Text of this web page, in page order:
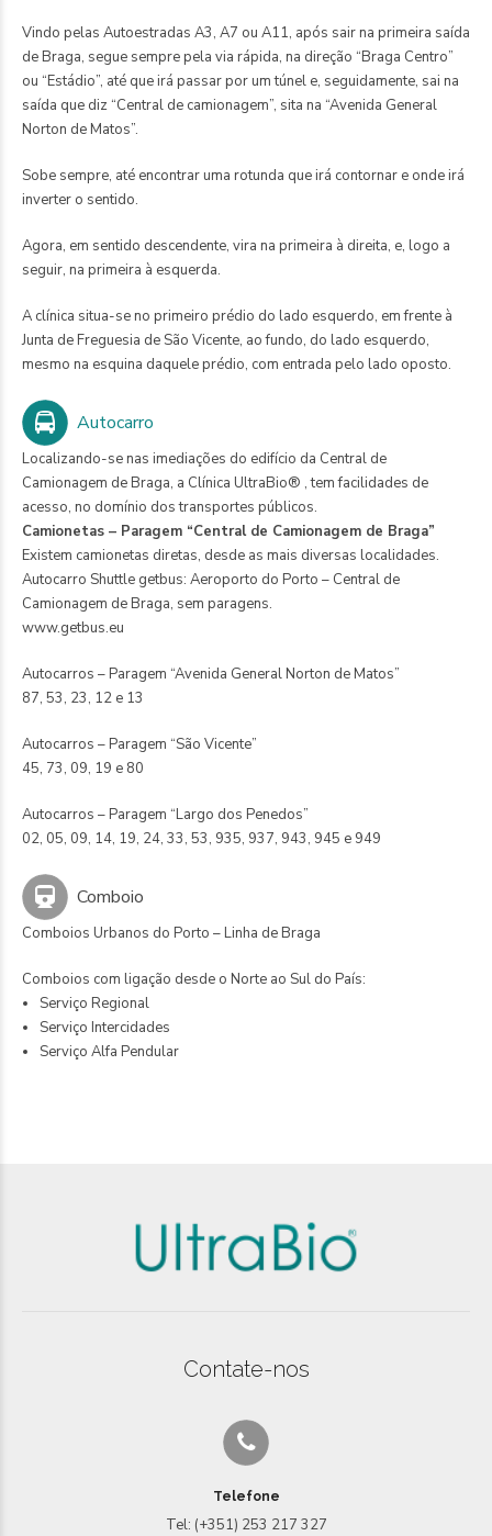
Vindo pelas Autoestradas A3, A7 ou A11, após sair na primeira saída
de Braga, segue sempre pela via rápida, na direção “Braga Centro”
ou “Estádio”, até que irá passar por um túnel e, seguidamente, sai na
saída que diz “Central de camionagem”, sita na “Avenida General
Norton de Matos”.
Sobe sempre, até encontrar uma rotunda que irá contornar e onde irá
inverter o sentido.
Agora, em sentido descendente, vira na primeira à direita, e, logo a
seguir, na primeira à esquerda.
A clínica situa-se no primeiro prédio do lado esquerdo, em frente à
Junta de Freguesia de São Vicente, ao fundo, do lado esquerdo,
mesmo na esquina daquele prédio, com entrada pelo lado oposto.
Autocarro
Localizando-se nas imediações do edifício da Central de
Camionagem de Braga, a Clínica UltraBio® , tem facilidades de
acesso, no domínio dos transportes públicos.
Camionetas – Paragem “Central de Camionagem de Braga”
Existem camionetas diretas, desde as mais diversas localidades.
Autocarro Shuttle getbus: Aeroporto do Porto – Central de
Camionagem de Braga, sem paragens.
www.getbus.eu
Autocarros – Paragem “Avenida General Norton de Matos”
87, 53, 23, 12 e 13
Autocarros – Paragem “São Vicente”
45, 73, 09, 19 e 80
Autocarros – Paragem “Largo dos Penedos”
02, 05, 09, 14, 19, 24, 33, 53, 935, 937, 943, 945 e 949
Comboio
Comboios Urbanos do Porto – Linha de Braga
Comboios com ligação desde o Norte ao Sul do País:
Serviço Regional
Serviço Intercidades
Serviço Alfa Pendular
Contate-nos
Telefone
Tel: (+351) 253 217 327